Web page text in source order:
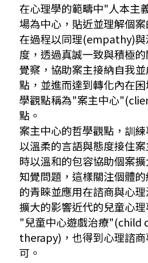
在心理學的範疇中"人本主
場為中心，貼近並理解個
在過程以同理(empathy)
度，透過真誠一致與積極
覺察，協助案主接納自我
點，並進而達到轉化內在
學觀點稱為"案主中心
點。
案主中心的哲學觀點，訓
以溫柔的言語與態度接住
時以溫和的包容協助個案
知覺問題，這樣關注個體
的青睞並應用在諮商與心
擴大的影響近代的兒童心
"兒童中心遊戲治療"(child
therapy)，也得到心理諮
可。